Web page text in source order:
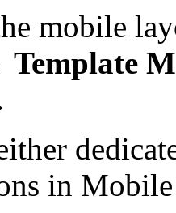
mobile
Template
in